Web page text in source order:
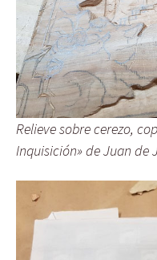
Relieve sobre cerezo,
Inquisición» de Juan de